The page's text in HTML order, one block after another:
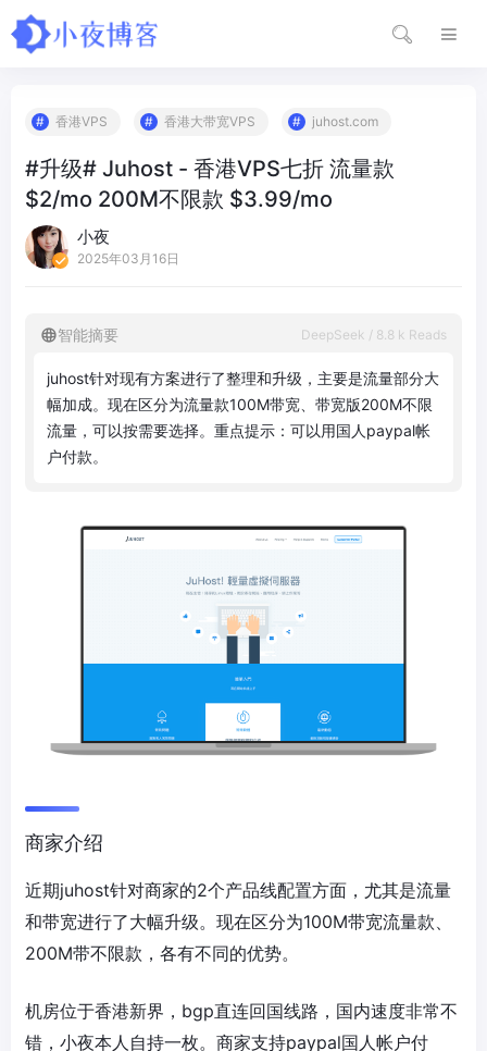
香港VPS 香港大带宽VPS juhost.com
#升级# Juhost - 香港VPS七折 流量款
$2/mo 200M不限款 $3.99/mo
小夜
2025年03月16日
智能摘要 DeepSeek / 8.8 k Reads
juhost针对现有方案进行了整理和升级 ， 主要是流量部分大
幅加成。 现在区分为流量款100M带宽 带宽版200M不限
流量 ， 可以按需要选择。 重点提示 ： 可以 用国 人 paypal帐
户付款。
商家介绍
近期juhost针对商家的2个产品线配置方面，尤其是流量
和带宽进行了大幅升级。现在区分为100M带宽流量款、
200M带不限款，各有不同的优势。
机房位于香港新界，bgp直连回国线路，国内速度非常不
错，小夜本人自持一枚。商家支持paypal国人帐户付